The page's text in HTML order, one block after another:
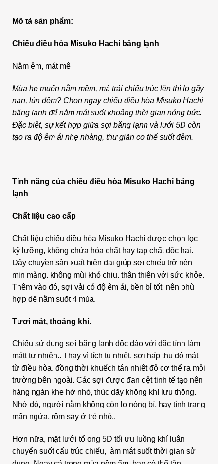
Mô tả sản phẩm:
Chiếu điều hòa Misuko Hachi băng lạnh
Nằm êm, mát mê
Mùa hè muốn nằm mềm, mà trải chiếu trúc lên thì lo gãy
nan, lún đệm? Chọn ngay chiếu điều hòa Misuko Hachi
băng lạnh để nằm mát suốt khoảng thời gian nóng bức.
Đặc biệt, sự kết hợp giữa sợi băng lạnh và lưới 5D còn
tạo ra độ êm ái nhẹ nhàng, thư giãn cơ thể suốt đêm.
Tính năng của chiếu điều hòa Misuko Hachi băng
lạnh
Chất liệu cao cấp
Chất liệu chiếu điều hòa Misuko Hachi được chọn lọc
kỹ lưỡng, không chứa hóa chất hay tạp chất độc hại.
Dây chuyền sản xuất hiện đại giúp sợi chiếu trở nên
mịn màng, không mùi khó chịu, thân thiện với sức khỏe.
Thêm vào đó, sợi vải có độ êm ái, bền bỉ tốt, nên phù
hợp để nằm suốt 4 mùa.
Tươi mát, thoáng khí.
Chiếu sử dụng sợi băng lạnh độc đáo với đặc tính làm
mátt tự nhiên.. Thay vì tích tụ nhiệt, sợi hấp thu độ mát
từ điều hòa, đồng thời khuếch tán nhiệt độ cơ thể ra môi
trường bên ngoài. Các sợi được đan dệt tinh tế tạo nên
hàng ngàn khe hở nhỏ, thúc đẩy không khí lưu thông.
Nhờ đó, người nằm không còn lo nóng bí, hay tình trạng
mẩn ngứa, rôm sảy ở trẻ nhỏ..
Hơn nữa, mặt lưới tổ ong 5D tối ưu luồng khí luân
chuyển suốt cấu trúc chiếu, làm mát suốt thời gian sử